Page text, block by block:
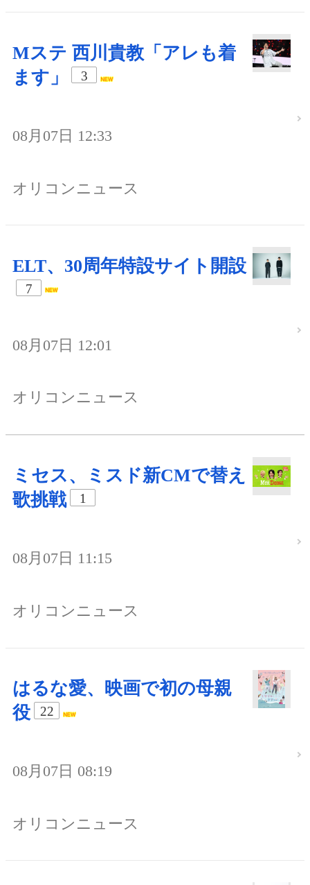
Mステ 西川貴教「アレも着
ます」
3
08月07日 12:33
オリコンニュース
ELT、30周年特設サイト開設
7
08月07日 12:01
オリコンニュース
ミセス、ミスド新CMで替え
歌挑戦
1
08月07日 11:15
オリコンニュース
はるな愛、映画で初の母親
役
22
08月07日 08:19
オリコンニュース